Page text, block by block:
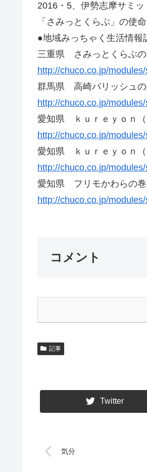
2016・5、伊勢志摩サミ
「さみっとくらぶ」の使
●地域みっちゃく生活情
三重県 さみっとくらぶの
http://chuco.co.jp/
群馬県 高崎パリッシュの
http://chuco.co.jp/
愛知県 ｋｕｒｅｙｏｎ（
http://chuco.co.jp/
愛知県 ｋｕｒｅｙｏｎ（
http://chuco.co.jp/
愛知県 フリモかわらの巻
http://chuco.co.jp/
コメント
記事
Twitter
気分